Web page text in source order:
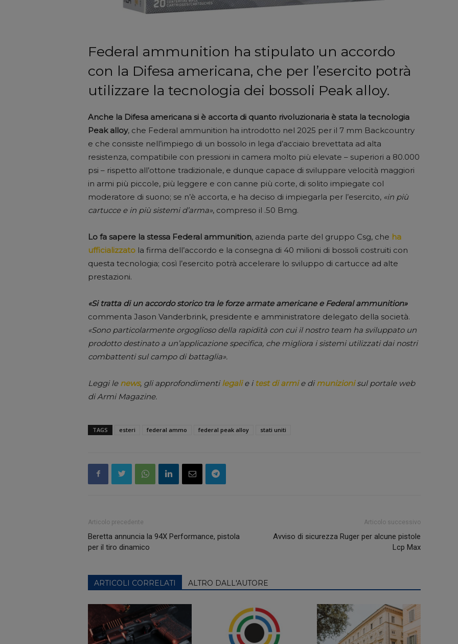
Federal ammunition ha stipulato un accordo
con la Difesa americana, che per l’esercito potrà
utilizzare la tecnologia dei bossoli Peak alloy.
Anche la Difesa americana si è accorta di quanto rivoluzionaria è stata la tecnologia
Peak alloy, che Federal ammunition ha introdotto nel 2025 per il 7 mm Backcountry
e che consiste nell’impiego di un bossolo in lega d’acciaio brevettata ad alta
resistenza, compatibile con pressioni in camera molto più elevate – superiori a 80.000
psi – rispetto all’ottone tradizionale, e dunque capace di sviluppare velocità maggiori
in armi più piccole, più leggere e con canne più corte, di solito impiegate col
moderatore di suono; se n’è accorta, e ha deciso di impiegarla per l’esercito, «in più
cartucce e in più sistemi d’arma», compreso il .50 Bmg.
Lo fa sapere la stessa Federal ammunition, azienda parte del gruppo Csg, che ha
ufficializzato la firma dell’accordo e la consegna di 40 milioni di bossoli costruiti con
questa tecnologia; così l’esercito potrà accelerare lo sviluppo di cartucce ad alte
prestazioni.
«Si tratta di un accordo storico tra le forze armate americane e Federal ammunition»
commenta Jason Vanderbrink, presidente e amministratore delegato della società.
«Sono particolarmente orgoglioso della rapidità con cui il nostro team ha sviluppato un
prodotto destinato a un’applicazione specifica, che migliora i sistemi utilizzati dai nostri
combattenti sul campo di battaglia».
Leggi le news, gli approfondimentilegali e i test di armie dimunizioni sul portale web
di Armi Magazine.
TAGS esteri federal ammo federal peak alloy stati uniti
Articolo precedente
Beretta annuncia la 94X Performance, pistola
per il tiro dinamico
Articolo successivo
Avviso di sicurezza Ruger per alcune pistole
Lcp Max
ARTICOLI CORRELATI ALTRO DALL'AUTORE